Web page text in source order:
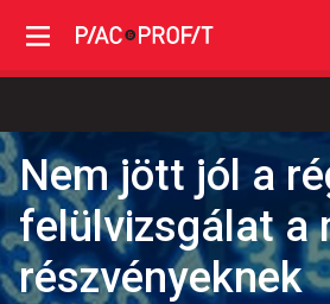
Nem jött jól a
felülvizsgálat a
részvényeknek